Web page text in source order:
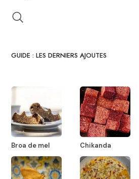
GUIDE : LES DERNIERS AJOUTES
Broa de mel Chikanda